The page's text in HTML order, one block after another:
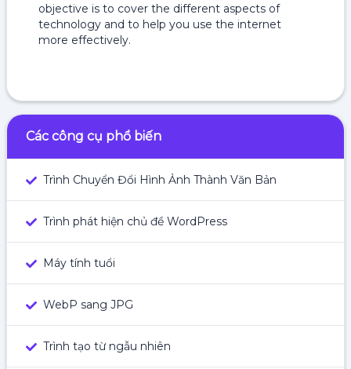
objective is to cover the different aspects of
technology and to help you use the internet
more effectively.
Các công cụ phổ biến
Trình Chuyển Đổi Hình Ảnh Thành Văn Bản
Trình phát hiện chủ đề WordPress
Máy tính tuổi
WebP sang JPG
Trình tạo từ ngẫu nhiên